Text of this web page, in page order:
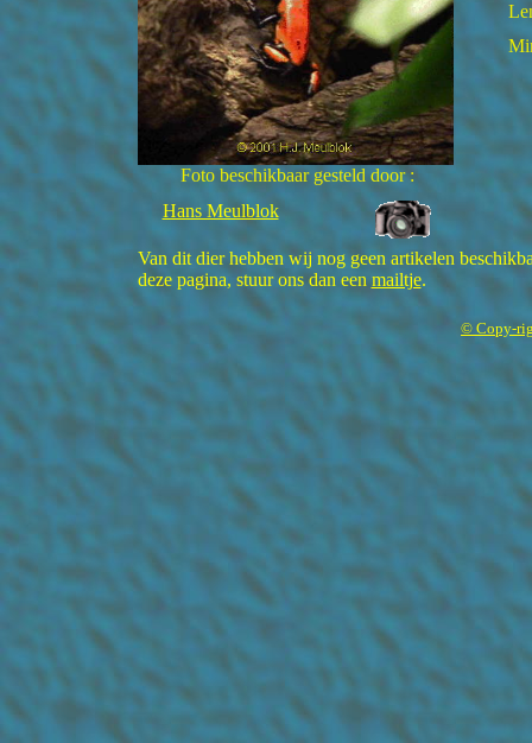
Foto beschikbaar gesteld door :
Hans Meulblok
Van dit dier hebben wij nog geen artikelen
deze pagina, stuur ons dan eenmailtje.
© Copy-